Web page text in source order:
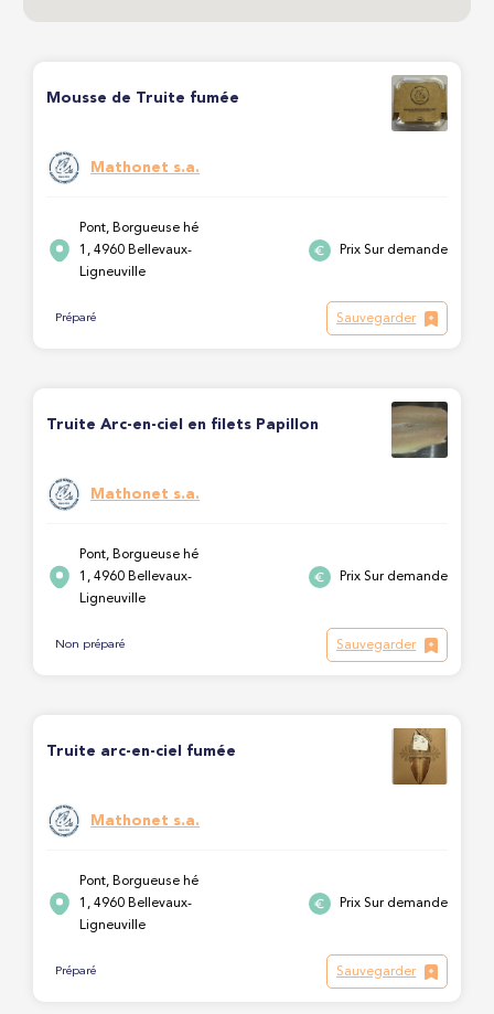
Mousse de Truite fumée
Mathonet s.a.
Pont, Borgueuse hé
1, 4960 Bellevaux-
Ligneuville
Prix Sur demande
Préparé Sauvegarder
Truite Arc-en-ciel en filets Papillon
Mathonet s.a.
Pont, Borgueuse hé
1, 4960 Bellevaux-
Ligneuville
Prix Sur demande
Non préparé Sauvegarder
Truite arc-en-ciel fumée
Mathonet s.a.
Pont, Borgueuse hé
1, 4960 Bellevaux-
Ligneuville
Prix Sur demande
Préparé Sauvegarder